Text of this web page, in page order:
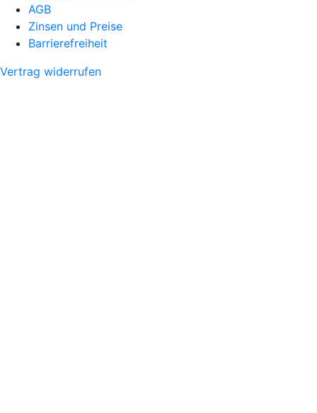
AGB
Zinsen und Preise
Barrierefreiheit
Vertrag widerrufen